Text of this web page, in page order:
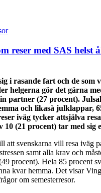
reser med SAS helst
i rasande fart och de som
helgerna gör det gärna
partner (27 procent).
och likaså julklappar,
iväg tycker attsjälva
10 (21 procent) tar med
att svenskarna vill resa iväg
samt alla krav och
procent). Hela 85 procent
kvar hemma. Det visar
om semesterresor.